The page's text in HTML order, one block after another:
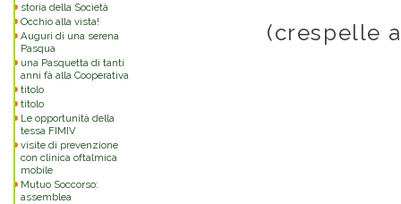
storia della Società
Occhio alla vista!
Auguri di una serena
Pasqua
una Pasquetta di tanti
anni fà alla Cooperativa
titolo
titolo
Le opportunità della
tessa FIMIV
visite di prevenzione
con clinica oftalmica
mobile
Mutuo Soccorso:
assemblea
(crespelle